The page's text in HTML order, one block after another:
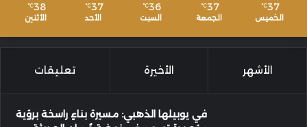
37
℃
الخميس
37
℃
الجمعة
36
℃
السبت
37
℃
الأحد
38
℃
الأثنين
الأشهر الأخيرة تعليقات
في يوبيلها الذهبي: مسيرة بناءٍ راسخة برؤية